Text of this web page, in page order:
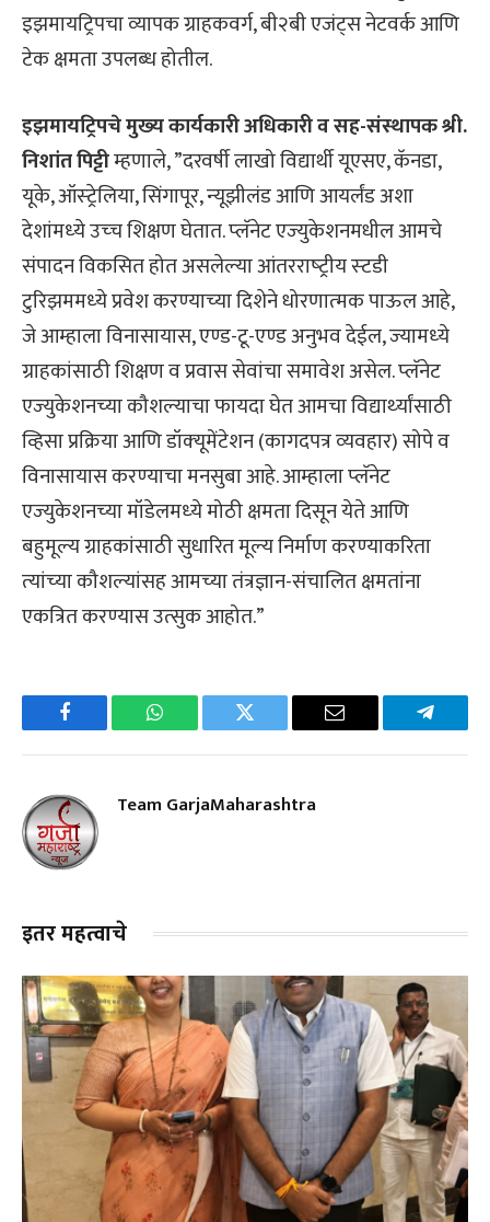
इझमायट्रिपचा व्‍यापक ग्राहकवर्ग, बी२बी एजंट्स नेटवर्क आणि
टेक क्षमता उपलब्‍ध होतील.
इझमायट्रिपचे मुख्‍य कार्यकारी अधिकारी व सह-संस्‍थापक श्री.
निशांत पिट्टीम्‍हणाले, ”दरवर्षी लाखो विद्यार्थी यूएसए, कॅनडा,
यूके, ऑस्‍ट्रेलिया, सिंगापूर, न्‍यूझीलंड आणि आयर्लंड अशा
देशांमध्‍ये उच्‍च शिक्षण घेतात. प्‍लॅनेट एज्‍युकेशनमधील आमचे
संपादन विकसित होत असलेल्‍या आंतरराष्‍ट्रीय स्‍टडी
टुरिझममध्‍ये प्रवेश करण्‍याच्‍या दिशेने धोरणात्‍मक पाऊल आहे,
जे आम्‍हाला विनासायास, एण्‍ड-टू-एण्‍ड अनुभव देईल, ज्‍यामध्‍ये
ग्राहकांसाठी शिक्षण व प्रवास सेवांचा समावेश असेल. प्‍लॅनेट
एज्‍युकेशनच्‍या कौशल्‍याचा फायदा घेत आमचा विद्यार्थ्‍यांसाठी
व्हिसा प्रक्रिया आणि डॉक्‍यूमेंटेशन (कागदपत्र व्‍यवहार) सोपे व
विनासायास करण्‍याचा मनसुबा आहे. आम्‍हाला प्‍लॅनेट
एज्‍युकेशनच्‍या मॉडेलमध्‍ये मोठी क्षमता दिसून येते आणि
बहुमूल्‍य ग्राहकांसाठी सुधारित मूल्‍य निर्माण करण्‍याकरिता
त्‍यांच्‍या कौशल्‍यांसह आमच्‍या तंत्रज्ञान-संचालित क्षमतांना
एकत्रित करण्‍यास उत्‍सुक आहोत.”
Facebook WhatsApp Twitter Email
Team GarjaMaharashtra
इतर महत्वाचे